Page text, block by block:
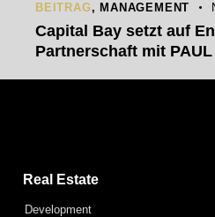
BEITRAG,MANAGEMENT
Capital Bay setzt auf
Partnerschaft mit PAUL
Real Estate
Development